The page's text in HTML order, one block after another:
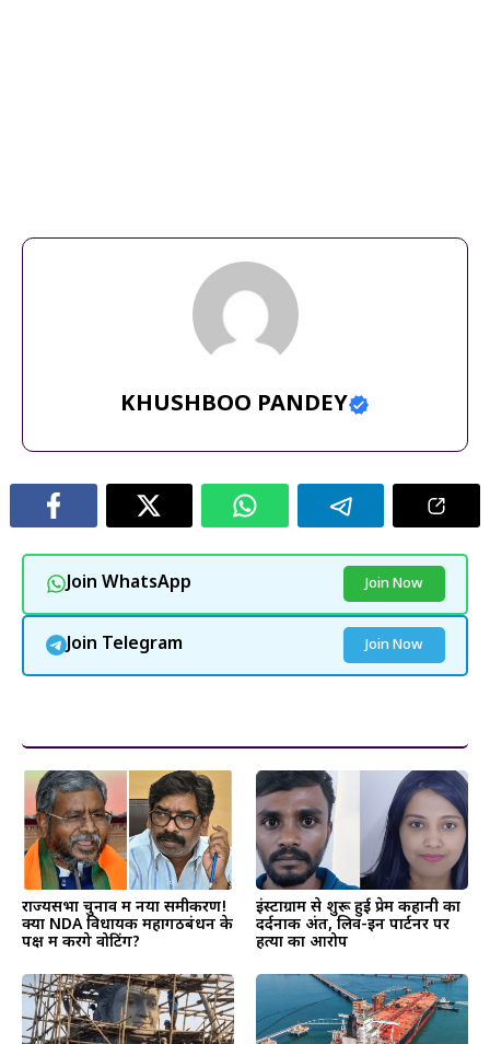
KHUSHBOO PANDEY
Join WhatsApp Join Now
Join Telegram Join Now
राज्यसभा चुनाव में नया समीकरण!
क्या NDA विधायक महागठबंधन के
पक्ष में करेंगे वोटिंग?
इंस्टाग्राम से शुरू हुई प्रेम कहानी का
दर्दनाक अंत, लिव-इन पार्टनर पर
हत्या का आरोप